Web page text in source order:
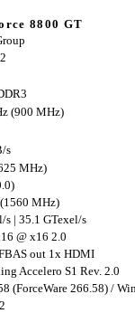
8800 GT
(900 MHz)
s
MHz)
MHz)
s | 35.1 GTexel/s
@ x16 2.0
out 1x HDMI
Accelero S1 Rev. 2.0
(ForceWare 266.58) /